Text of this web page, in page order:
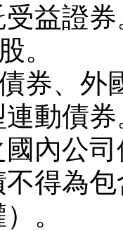
益證券
。
券、外
動債券
內公
得為
。